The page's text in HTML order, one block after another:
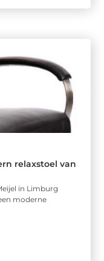
relaxstoel van
in Limburg
moderne